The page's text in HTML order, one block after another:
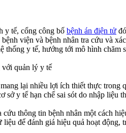
y tế, cổng công bố bệnh án điện tử
viện và bệnh nhân tra cứu và
thống y tế, hướng tới mô hình chăm
với quản lý y tế
lại nhiều lợi ích thiết thực
sở y tế hạn chế sai sót do nhập liệu
thông tin bệnh nhân một cách
để đánh giá hiệu quả hoạt